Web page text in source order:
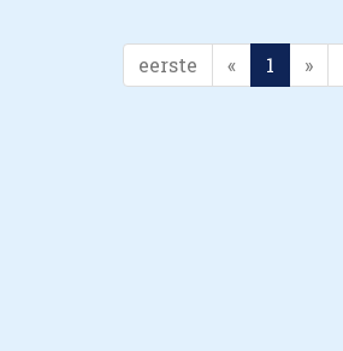
eerste « 1 »